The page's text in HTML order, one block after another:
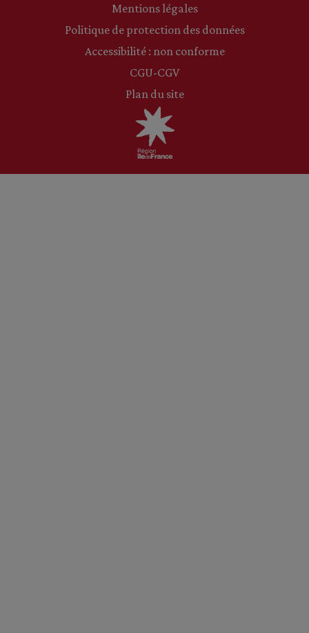
Mentions légales
Politique de protection des données
Accessibilité : non conforme
CGU-CGV
Plan du site